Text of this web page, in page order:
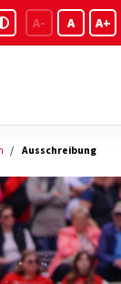
A- A A+
Ausschreibung